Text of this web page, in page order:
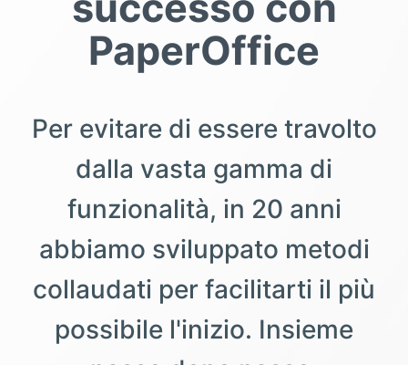
PaperOffice
Per evitare di essere travolto
dalla vasta gamma di
funzionalità, in 20 anni
abbiamo sviluppato metodi
collaudati per facilitarti il più
possibile l'inizio. Insieme